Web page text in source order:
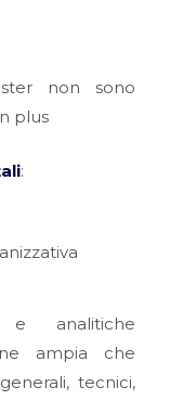
non sono
plus
:
e analitiche
ampia che
tecnici,